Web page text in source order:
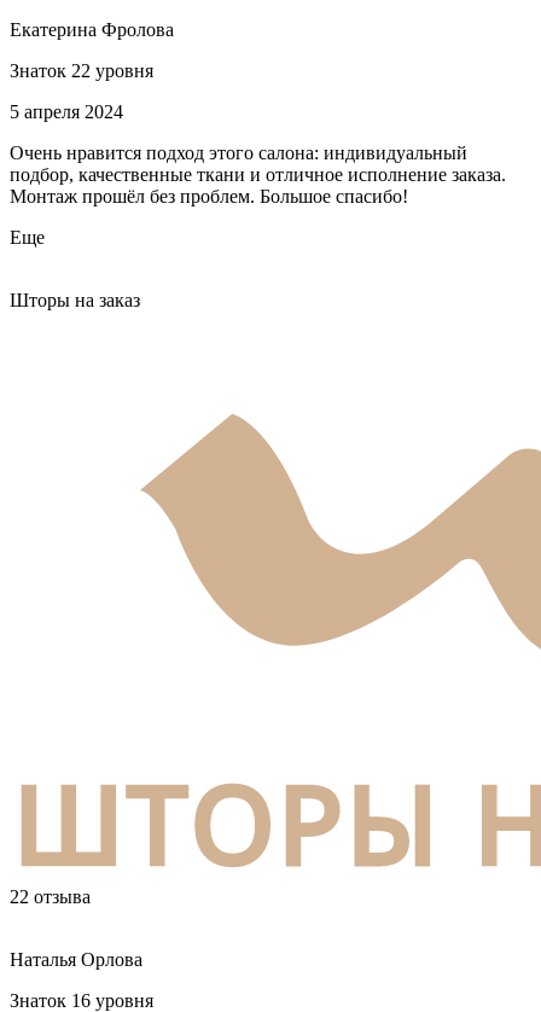
Екатерина Фролова
Знаток 22 уровня
5 апреля 2024
Очень нравится подход этого салона: индивидуальный
подбор, качественные ткани и отличное исполнение заказа.
Монтаж прошёл без проблем. Большое спасибо!
Еще
Шторы на заказ
22 отзыва
Наталья Орлова
Знаток 16 уровня